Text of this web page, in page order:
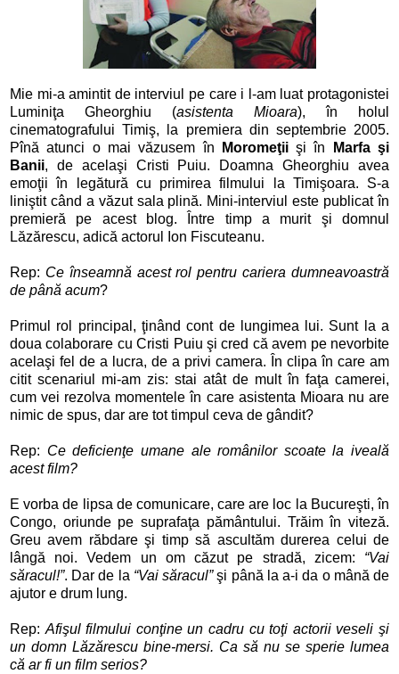
Mie mi-a amintit de interviul pe care i l-am luat protagonistei
Luminiţa Gheorghiu (asistenta Mioara), în holul
cinematografului Timiş, la premiera din septembrie 2005.
Pînă atunci o mai văzusem în
Moromeţiişi în
Marfa şi
Banii, de acelaşi Cristi Puiu. Doamna Gheorghiu avea
emoţii în legătură cu primirea filmului la Timişoara. S-a
liniştit când a văzut sala plină. Mini-interviul este publicat în
premieră pe acest blog. Între timp a murit şi domnul
Lăzărescu, adică actorul Ion Fiscuteanu.
Rep: Ce înseamnă acest rol pentru cariera dumneavoastră
de până acum?
Primul rol principal, ţinând cont de lungimea lui. Sunt la a
doua colaborare cu Cristi Puiu şi cred că avem pe nevorbite
acelaşi fel de a lucra, de a privi camera. În clipa în care am
citit scenariul mi-am zis: stai atât de mult în faţa camerei,
cum vei rezolva momentele în care asistenta Mioara nu are
nimic de spus, dar are tot timpul ceva de gândit?
Rep: Ce deficienţe umane ale românilor scoate la iveală
acest film?
E vorba de lipsa de comunicare, care are loc la Bucureşti, în
Congo, oriunde pe suprafaţa pământului. Trăim în viteză.
Greu avem răbdare şi timp să ascultăm durerea celui de
lângă noi. Vedem un om căzut pe stradă, zicem: “Vai
săracul!”. Dar de la “Vai săracul”şi până la a-i da o mână de
ajutor e drum lung.
Rep: Afişul filmului conţine un cadru cu toţi actorii veseli şi
un domn Lăzărescu bine-mersi. Ca să nu se sperie lumea
că ar fi un film serios?